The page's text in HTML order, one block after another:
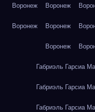
Воронеж Воронеж
Воронеж Воронеж
Воронеж
Габриэль Гарсиа
Габриэль Гарсиа
Габриэль Гарсиа